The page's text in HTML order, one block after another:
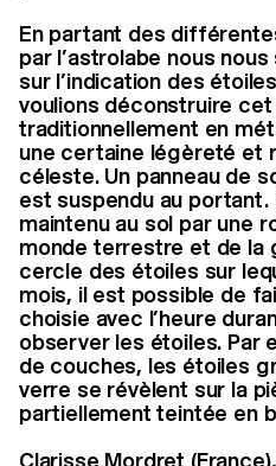
En partant des
par l’astrolabe nous
sur l’indication des
voulions déconstruire
traditionnellement en
une certaine légèreté et
céleste. Un panneau de
est suspendu au portant.
maintenu au sol par une
monde terrestre et de la
cercle des étoiles sur
mois, il est possible de
choisie avec l’heure
observer les étoiles. Par
de couches, les étoiles
verre se révèlent sur la
partiellement teintée en
Clarisse Mordret